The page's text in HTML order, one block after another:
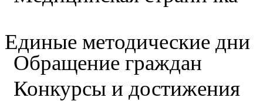
Единые методические дни
Обращение граждан
Конкурсы и достижения